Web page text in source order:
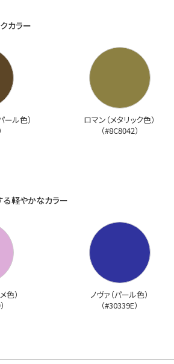
カラー
ール色）
ロマン（メタリック色）
（#8C8042）
軽やかなカラー
色）
ノヴァ（パール色）
（#30339E）